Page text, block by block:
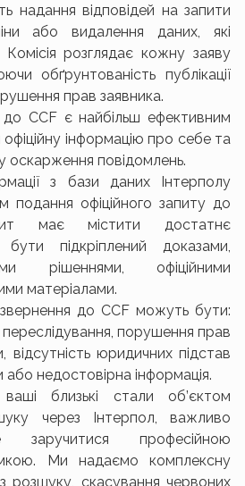
надання відповідей на запити
або видалення даних, які
розглядає кожну заяву
обґрунтованість публікації
прав заявника.
CCF є найбільш ефективним
інформацію про себе та
оскарження повідомлень.
з бази даних Інтерполу
подання офіційного запиту до
має містити достатнє
підкріплений доказами,
рішеннями, офіційними
матеріалами.
до CCF можуть бути:
переслідування, порушення прав
відсутність юридичних підстав
недостовірна інформація.
близькі стали об’єктом
через Інтерпол, важливо
професійною
Ми надаємо комплексну
розшуку, скасування червоних